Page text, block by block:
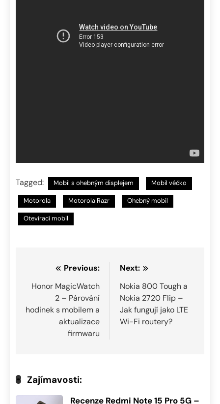
Tagged: Mobil s ohebným displejem Mobil véčko
Motorola Motorola Razr Ohebný mobil
Otevírací mobil
Navigace
pro
příspěvek
Previous:
Honor MagicWatch
2 – Párování
hodinek s mobilem a
aktualizace
firmwaru
Next:
Nokia 800 Tough a
Nokia 2720 Flip –
Jak fungují jako LTE
Wi-Fi routery?
Zajímavosti:
Recenze Redmi Note 15 Pro 5G –